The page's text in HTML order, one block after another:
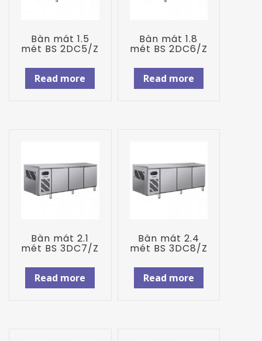
Bàn mát 1.5
mét BS 2DC5/Z
Read more
Bàn mát 1.8
mét BS 2DC6/Z
Read more
Bàn mát 2.1
mét BS 3DC7/Z
Read more
Bàn mát 2.4
mét BS 3DC8/Z
Read more